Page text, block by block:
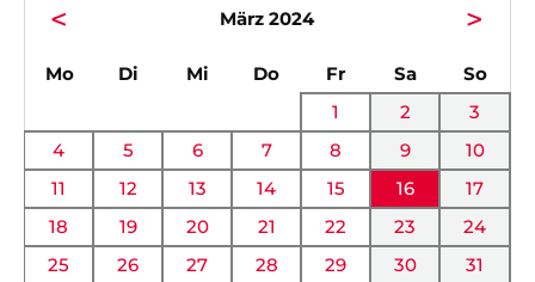
< März 2024 >
Montag Dienstag
Mittwoch
Donnerstag
Freitag SamstagSo
1
2
3
4
5 6 7 8 9
10
11
12 13 14 15 16
17
18
19 20 21 22 23
24
25
26 27 28 29 30 31
Bitte nehmen Sie Kontakt mit uns auf. Wir helfen
post@svo.germaringen.de
Navigation
überspringen
Anfahrt Impressum Datenschutz